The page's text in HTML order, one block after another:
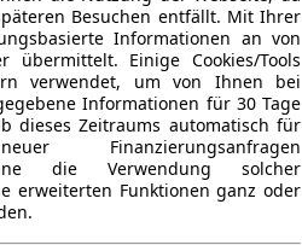
Besuchen entfällt. Mit Ihrer
Informationen an von
übermittelt. Einige Cookies/Tools
verwendet, um von Ihnen bei
Informationen für 30 Tage
dieses Zeitraums automatisch für
Finanzierungsanfragen
die Verwendung solcher
erweiterten Funktionen ganz oder